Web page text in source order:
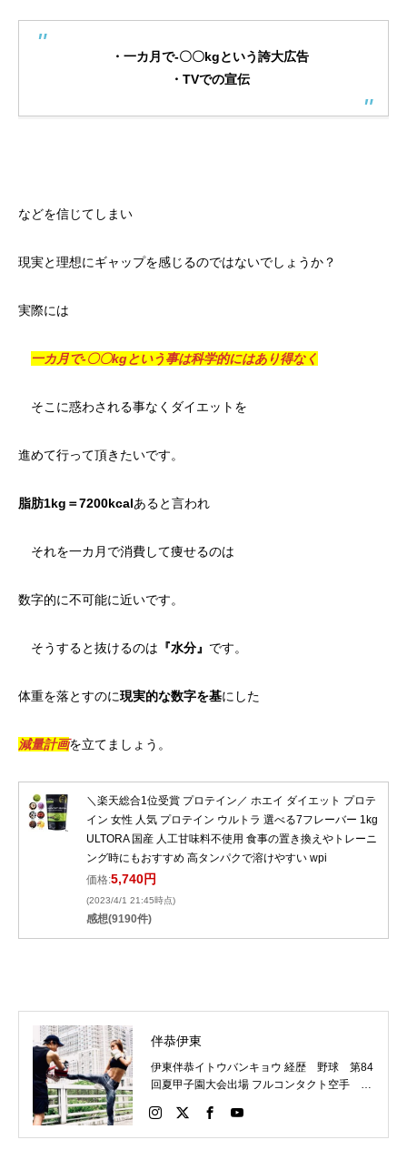
・一カ月で-〇〇kgという誇大広告
・TVでの宣伝
などを信じてしまい
現実と理想にギャップを感じるのではないでしょうか？
実際には
一カ月で-〇〇kgという事は科学的にはあり得なく
そこに惑わされる事なくダイエットを
進めて行って頂きたいです。
脂肪1kg ＝7200kcalあると言われ
それを一カ月で消費して痩せるのは
数字的に不可能に近いです。
そうすると抜けるのは 『水分』 です。
体重を落とすのに現実的な数字を基にした
減量計画を立てましょう。
＼楽天総合1位受賞 プロテイン／ ホエイ ダイエット プロテ
イン 女性 人気 プロテイン ウルトラ 選べる7フレーバー 1kg
ULTORA 国産 人工甘味料不使用 食事の置き換えやトレーニ
ング時にもおすすめ 高タンパクで溶けやすい wpi
価格:5,740円
(2023/4/1 21:45時点)
感想(9190件)
伴恭伊東
伊東伴恭イトウバンキョウ 経歴 野球 第84
回夏甲子園大会出場 フルコンタクト空手 日
パーライト級新人王 FOKウェルター級王者
WMCライト級日本王者 トレーニング依頼は